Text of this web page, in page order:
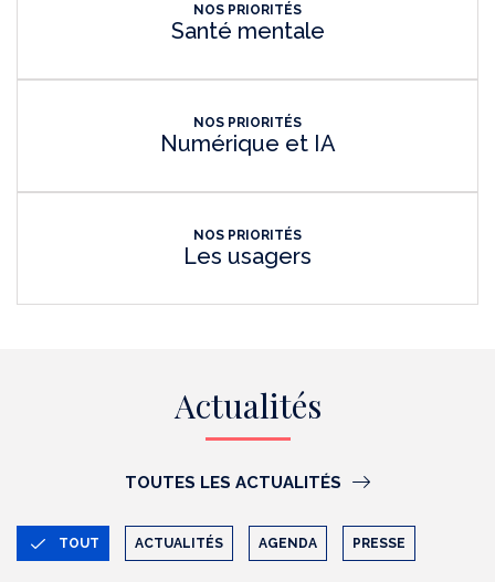
NOS PRIORITÉS
Santé mentale
NOS PRIORITÉS
Numérique et IA
NOS PRIORITÉS
Les usagers
Actualités
TOUTES LES ACTUALITÉS
TOUT ACTUALITÉS AGENDA PRESSE